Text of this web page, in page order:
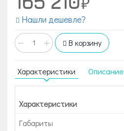
Нашли дешевле?
− + В корзину
Характеристики Описание
Характеристики
Габариты